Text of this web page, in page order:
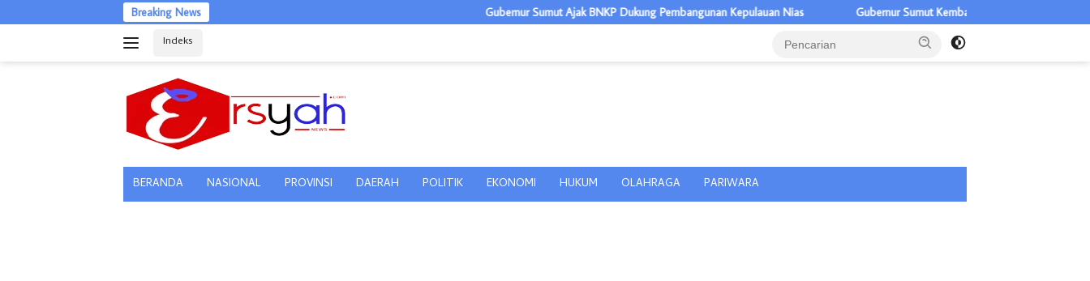
Breaking News Gubernur Sumut Ajak BNKP Dukung Pembangunan Kepulauan Nias Gubernur Sumut Kembali Berkantor di Nias, Fokus Kawal
Indeks
BERANDA NASIONAL PROVINSI DAERAH POLITIK EKONOMI HUKUM OLAHRAGA PARIWARA